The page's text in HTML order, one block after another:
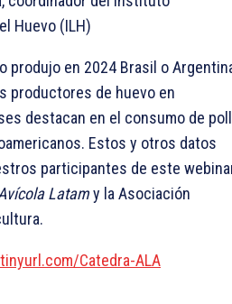
Huevo (ILH)
produjo en 2024 Brasil o
productores de huevo en
destacan en el consumo de
Estos y otros datos
participantes de este
Latamy la Asociación
Catedra-ALA